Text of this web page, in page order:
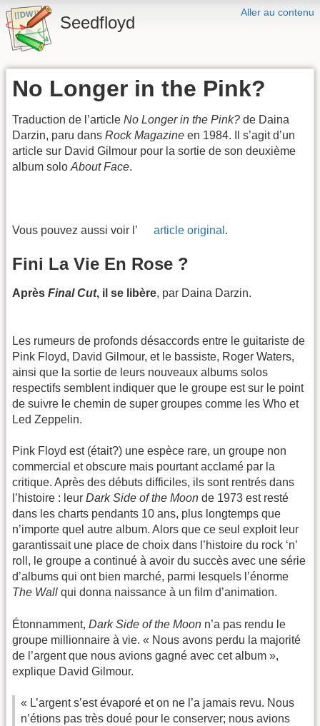
Aller au contenu
Seedfloyd
No Longer in the Pink?
Traduction de l’article No Longer in the Pink? de Daina
Darzin, paru dans Rock Magazine en 1984. Il s’agit d’un
article sur David Gilmour pour la sortie de son deuxième
album solo About Face.
Vous pouvez aussi voir l’ article original .
Fini La Vie En Rose ?
Après Final Cut, il se libère, par Daina Darzin.
Les rumeurs de profonds désaccords entre le guitariste de
Pink Floyd, David Gilmour, et le bassiste, Roger Waters,
ainsi que la sortie de leurs nouveaux albums solos
respectifs semblent indiquer que le groupe est sur le point
de suivre le chemin de super groupes comme les Who et
Led Zeppelin.
Pink Floyd est (était?) une espèce rare, un groupe non
commercial et obscure mais pourtant acclamé par la
critique. Après des débuts difficiles, ils sont rentrés dans
l’histoire : leur Dark Side of the Moon de 1973 est resté
dans les charts pendants 10 ans, plus longtemps que
n’importe quel autre album. Alors que ce seul exploit leur
garantissait une place de choix dans l’histoire du rock ‘n’
roll, le groupe a continué à avoir du succès avec une série
d’albums qui ont bien marché, parmi lesquels l’énorme
The Wall qui donna naissance à un film d’animation.
Étonnamment, Dark Side of the Moon n’a pas rendu le
groupe millionnaire à vie. « Nous avons perdu la majorité
de l’argent que nous avions gagné avec cet album »,
explique David Gilmour.
« L’argent s’est évaporé et on ne l’a jamais revu. Nous
n’étions pas très doué pour le conserver; nous avions